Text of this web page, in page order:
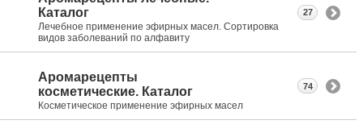
Каталог
Лечебное применение эфирных масел. Сортировка
видов заболеваний по алфавиту
27
Аромарецепты
косметические. Каталог
Косметическое применение эфирных масел
74